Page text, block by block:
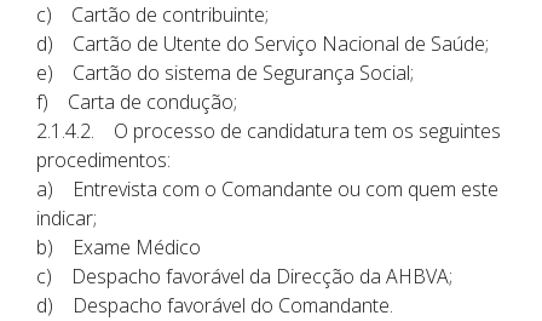
c) Cartão de contribuinte;
d) Cartão de Utente do Serviço Nacional de Saúde;
e) Cartão do sistema de Segurança Social;
f) Carta de condução;
2.1.4.2. O processo de candidatura tem os seguintes
procedimentos:
a) Entrevista com o Comandante ou com quem este
indicar;
b) Exame Médico
c) Despacho favorável da Direcção da AHBVA;
d) Despacho favorável do Comandante.